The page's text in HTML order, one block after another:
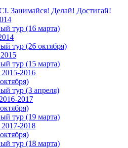
Занимайся! Делай! Достигай!
тур (16 марта)
тур (26 октября)
тур (15 марта)
2016
тур (3 апреля)
2017
тур (19 марта)
2018
тур (18 марта)